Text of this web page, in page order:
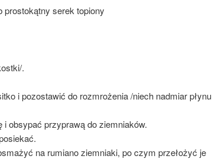
prostokątny serek topiony
.
i pozostawić do rozmrożenia /niech nadmiar płynu
obsypać przyprawą do ziemniaków.
na rumiano ziemniaki, po czym przełożyć je